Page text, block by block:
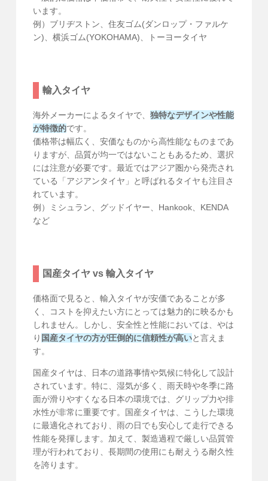
います。
例）ブリヂストン、住友ゴム(ダンロップ・ファルケ
ン)、横浜ゴム(YOKOHAMA)、トーヨータイヤ
輸入タイヤ
海外メーカーによるタイヤで、 独特なデザインや性能
が特徴的です。
価格帯は幅広く、安価なものから高性能なものまであ
りますが、品質が均一ではないこともあるため、選択
には注意が必要です。最近ではアジア圏から発売され
ている「アジアンタイヤ」と呼ばれるタイヤも注目さ
れています。
例）ミシュラン、グッドイヤー、Hankook、KENDA
など
国産タイヤ vs 輸入タイヤ
価格面で見ると、輸入タイヤが安価であることが多
く、コストを抑えたい方にとっては魅力的に映るかも
しれません。しかし、安全性と性能においては、やは
り 国産タイヤの方が圧倒的に信頼性が高いと言えま
す。
国産タイヤは、日本の道路事情や気候に特化して設計
されています。特に、湿気が多く、雨天時や冬季に路
面が滑りやすくなる日本の環境では、グリップ力や排
水性が非常に重要です。国産タイヤは、こうした環境
に最適化されており、雨の日でも安心して走行できる
性能を発揮します。加えて、製造過程で厳しい品質管
理が行われており、長期間の使用にも耐えうる耐久性
を誇ります。